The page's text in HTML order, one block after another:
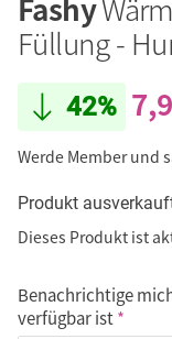
Fashy
Füllung -
42%
Werde Member und
Produkt
Dieses Produkt ist
Benachrichtige
verfügbar ist